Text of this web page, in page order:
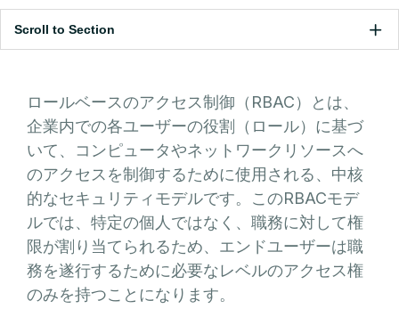
Scroll to Section
ロールベースのアクセス制御（RBAC）とは、
企業内での各ユーザーの役割（ロール）に基づ
いて、コンピュータやネットワークリソースへ
のアクセスを制御するために使用される、中核
的なセキュリティモデルです。このRBACモデ
ルでは、特定の個人ではなく、職務に対して権
限が割り当てられるため、エンドユーザーは職
務を遂行するために必要なレベルのアクセス権
のみを持つことになります。